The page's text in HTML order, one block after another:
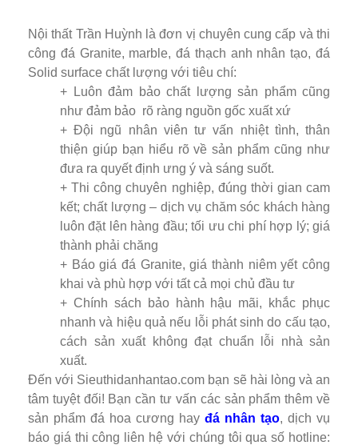
Nội thất Trần Huỳnh là đơn vị chuyên cung cấp và thi
công đá Granite, marble, đá thạch anh nhân tạo, đá
Solid surface chất lượng với tiêu chí:
+ Luôn đảm bảo chất lượng sản phẩm cũng
như đảm bảo rõ ràng nguồn gốc xuất xứ
+ Đội ngũ nhân viên tư vấn nhiệt tình, thân
thiện giúp bạn hiểu rõ về sản phẩm cũng như
đưa ra quyết định ưng ý và sáng suốt.
+ Thi công chuyên nghiệp, đúng thời gian cam
kết; chất lượng – dịch vụ chăm sóc khách hàng
luôn đặt lên hàng đầu; tối ưu chi phí hợp lý; giá
thành phải chăng
+ Báo giá đá Granite, giá thành niêm yết công
khai và phù hợp với tất cả mọi chủ đầu tư
+ Chính sách bảo hành hậu mãi, khắc phục
nhanh và hiệu quả nếu lỗi phát sinh do cấu tạo,
cách sản xuất không đạt chuẩn lỗi nhà sản
xuất.
Đến với Sieuthidanhantao.com bạn sẽ hài lòng và an
tâm tuyệt đối! Bạn cần tư vấn các sản phẩm thêm về
sản phẩm đá hoa cương hay đá nhân tạo, dịch vụ
báo giá thi công liên hệ với chúng tôi qua số hotline: